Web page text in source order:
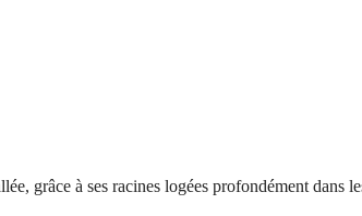
grâce à ses racines logées profondément dans